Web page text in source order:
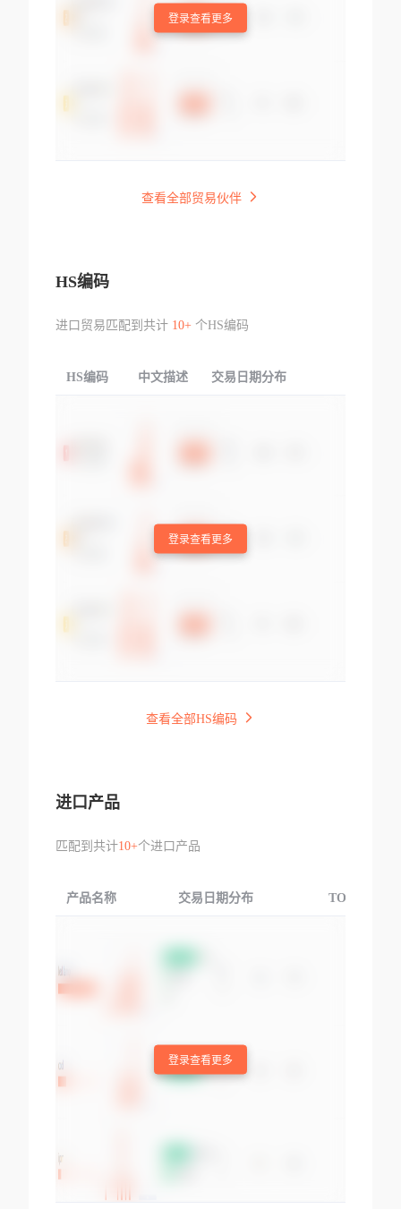
登录查看更多
查看全部贸易伙伴
HS编码
进口贸易匹配到共计 10+个HS编码
HS编码 中文描述 交易日期分布
登录查看更多
查看全部HS编码
进口产品
匹配到共计10+个进口产品
产品名称 交易日期分布 TOP3交易国
登录查看更多